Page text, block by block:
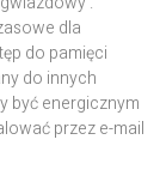
dla
do pamięci
do innych
być energicznym
przez e-mail